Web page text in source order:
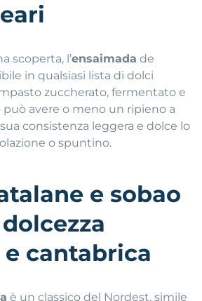
scoperta, l’ensaimada de
in qualsiasi lista di dolci
zuccherato, fermentato e
avere o meno un ripieno a
consistenza leggera e dolce lo
o spuntino.
e sobao
cantabrica
è un classico del Nordest, simile